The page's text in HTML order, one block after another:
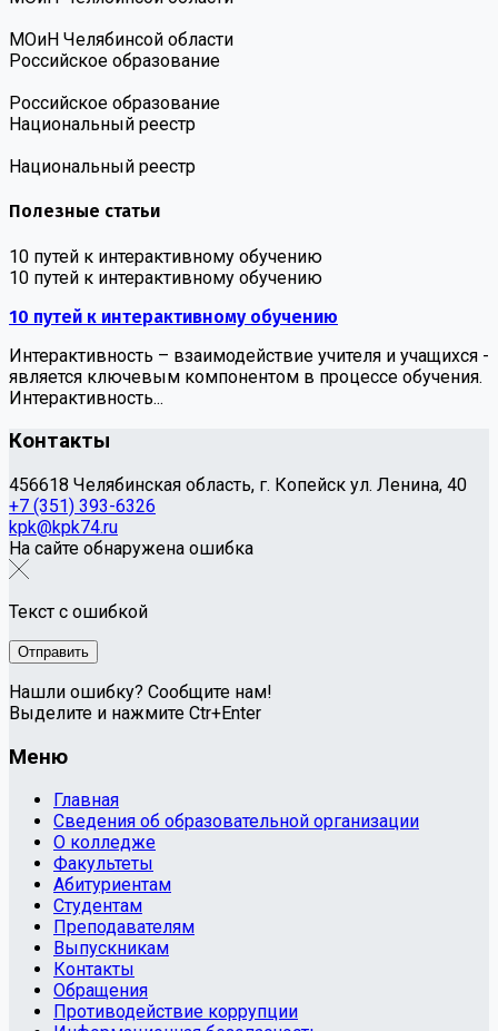
МОиН Челябинсой области
Российское образование
Российское образование
Национальный реестр
Национальный реестр
Полезные статьи
10 путей к интерактивному обучению
10 путей к интерактивному обучению
10 путей к интерактивному обучению
Интерактивность – взаимодействие учителя и учащихся -
является ключевым компонентом в процессе обучения.
Интерактивность...
Контакты
456618 Челябинская область, г. Копейск ул. Ленина, 40
+7 (351) 393-6326
kpk@kpk74.ru
На сайте обнаружена ошибка
Текст с ошибкой
Нашли ошибку? Сообщите нам!
Выделите и нажмите Ctr+Enter
Меню
Главная
Сведения об образовательной организации
О колледже
Факультеты
Абитуриентам
Студентам
Преподавателям
Выпускникам
Контакты
Обращения
Противодействие коррупции